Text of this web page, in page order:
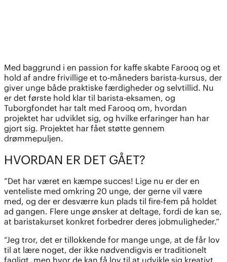
Med baggrund i en passion for kaffe skabte Farooq og et
hold af andre frivillige et to-måneders barista-kursus, der
giver unge både praktiske færdigheder og selvtillid. Nu
er det første hold klar til barista-eksamen, og
Tuborgfondet har talt med Farooq om, hvordan
projektet har udviklet sig, og hvilke erfaringer han har
gjort sig. Projektet har fået støtte gennem
drømmepuljen.
HVORDAN ER DET GÅET?
”Det har været en kæmpe succes! Lige nu er der en
venteliste med omkring 20 unge, der gerne vil være
med, og der er desværre kun plads til fire-fem på holdet
ad gangen. Flere unge ønsker at deltage, fordi de kan se,
at baristakurset konkret forbedrer deres jobmuligheder.”
“Jeg tror, det er tillokkende for mange unge, at de får lov
til at lære noget, der ikke nødvendigvis er traditionelt
fagligt, men hvor de kan få lov til at udvikle sig kreativt